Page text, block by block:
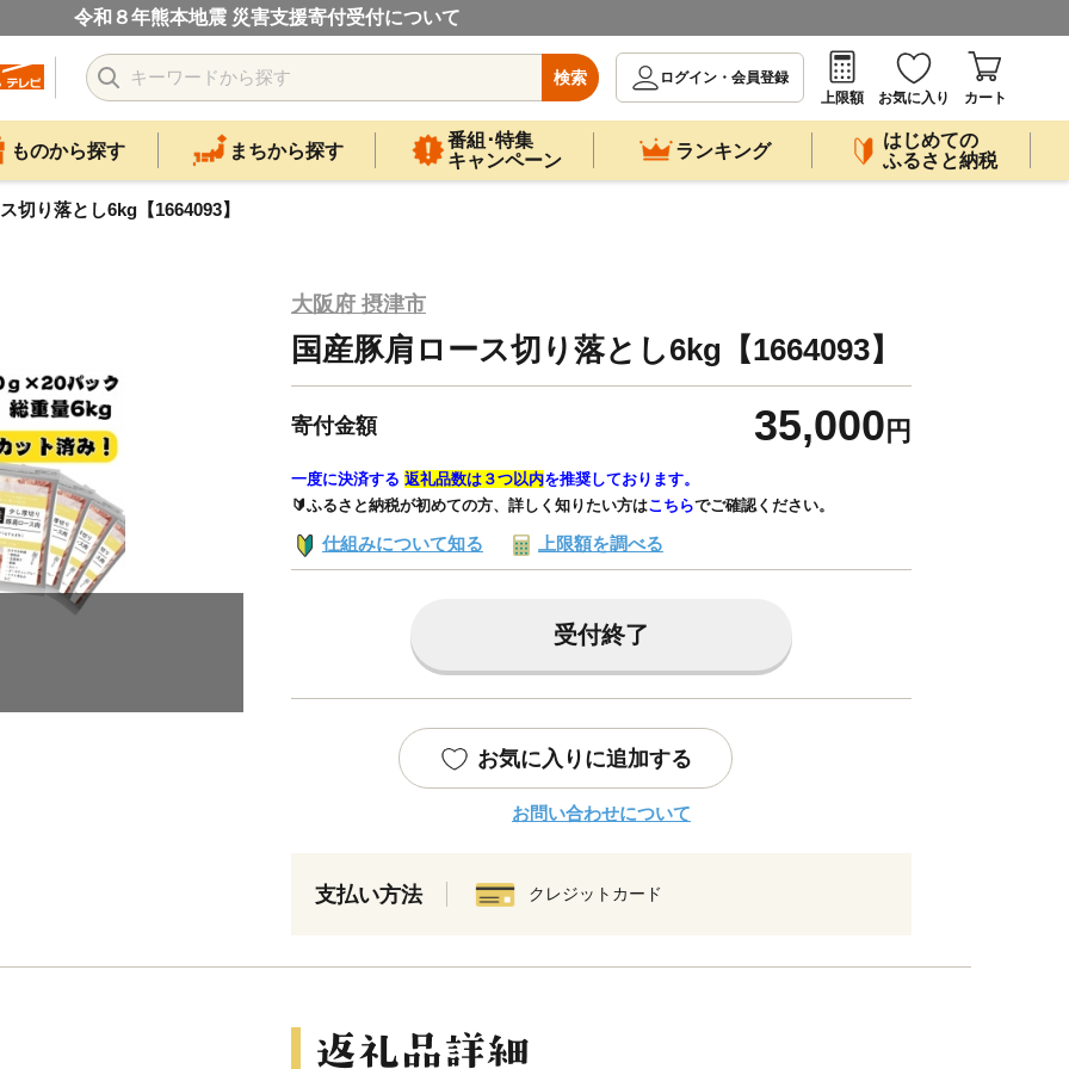
令和８年熊本地震 災害支援寄付受付について
検索
ログイン・会員登録
上限額
お気に入り カート
ものから探す まちから探す
番組･特集
キャンペーン
ランキング
はじめての
ふるさと納税
切り落とし6kg【1664093】
大阪府 摂津市
国産豚肩ロース切り落とし6kg【1664093】
寄付金額 35,000 円
一度に決済する 返礼品数は３つ以内を推奨しております。
🔰ふるさと納税が初めての方、詳しく知りたい方はこちらでご確認ください。
仕組みについて知る 上限額を調べる
受付終了
お気に入りに追加する
お問い合わせについて
支払い方法 クレジットカード